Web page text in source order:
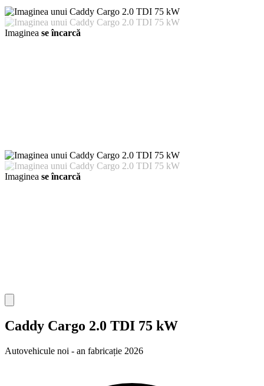
Imaginea se încarcă
Imaginea se încarcă
Caddy Cargo 2.0 TDI 75 kW
Autovehicule noi - an fabricație 2026